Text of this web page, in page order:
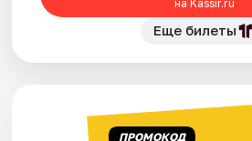
на Kassir.ru
Еще билеты
ПРОМОКОД